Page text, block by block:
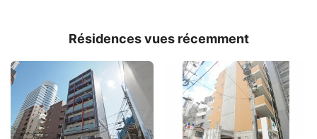
Résidences vues récemment